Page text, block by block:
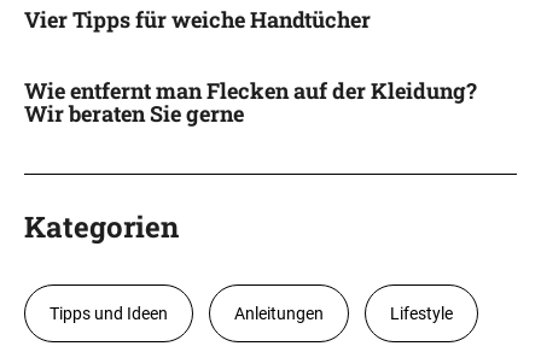
Vier Tipps für weiche Handtücher
Wie entfernt man Flecken auf der Kleidung?
Wir beraten Sie gerne
Kategorien
Tipps und Ideen Anleitungen Lifestyle